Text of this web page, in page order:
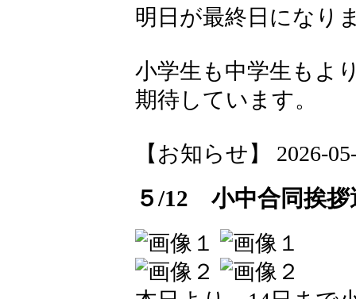
明日が最終日になり
小学生も中学生もよ
期待しています。
【お知らせ】 2026-
５/12 小中合同挨拶